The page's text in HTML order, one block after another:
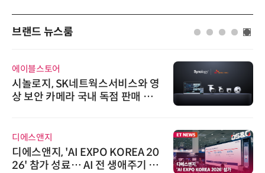
브랜드 뉴스룸
에이블스토어
시놀로지, SK네트웍스서비스와 영
상 보안 카메라 국내 독점 판매 파
디에스앤지
디에스앤지, 'AI EXPO KOREA 20
26' 참가 성료… AI 전 생애주기 아